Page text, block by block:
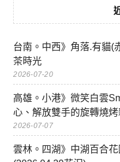
台南。中西》角落.有貓(
茶時光
2026-07-20
高雄。小港》微笑白雲
心、解放雙手的旋轉燒
2026-07-07
雲林。四湖》中湖百合